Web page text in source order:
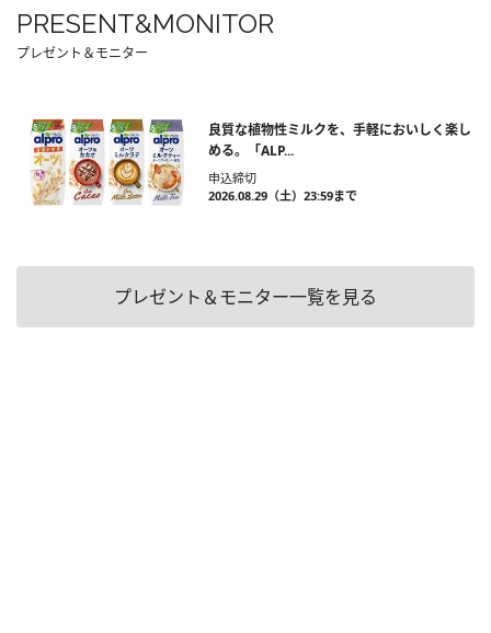
PRESENT&MONITOR
プレゼント＆モニター
良質な植物性ミルクを、手軽においしく楽し
める。「ALP...
申込締切
2026.08.29（土）23:59まで
プレゼント＆モニター一覧を見る